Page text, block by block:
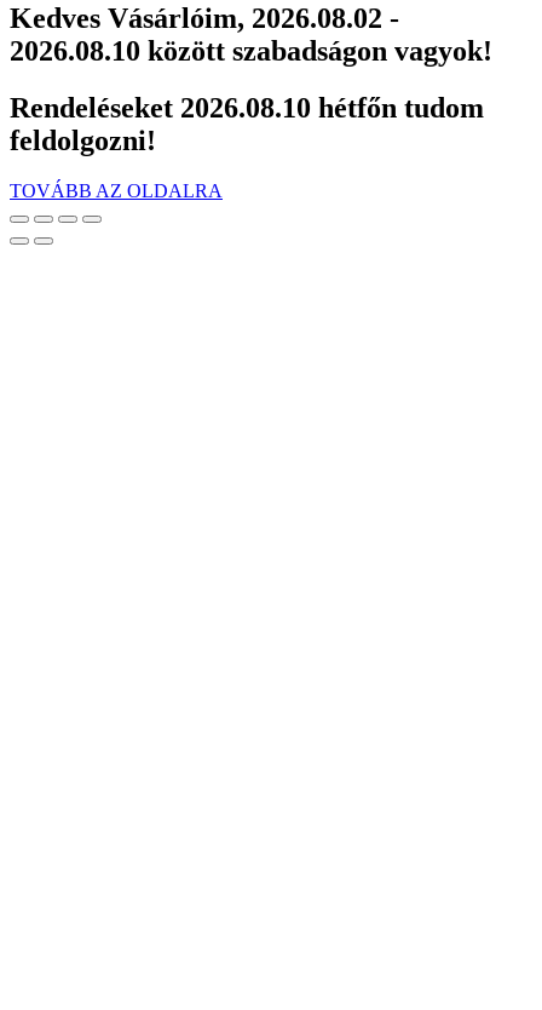
Kedves Vásárlóim, 2026.08.02 -
2026.08.10 között szabadságon vagyok!
Rendeléseket 2026.08.10 hétfőn tudom
feldolgozni!
TOVÁBB AZ OLDALRA